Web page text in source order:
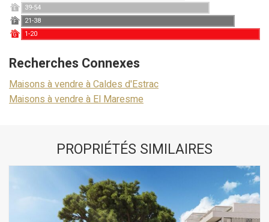
E 39-54
F 21-38
G 1-20
Recherches Connexes
Maisons à vendre à Caldes d'Estrac
Maisons à vendre à El Maresme
PROPRIÉTÉS SIMILAIRES